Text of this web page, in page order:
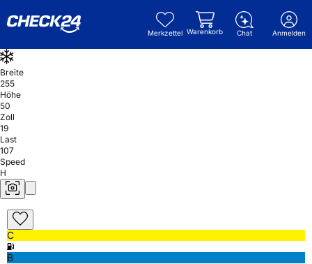
Merkzettel Warenkorb Chat Anmelden
Breite
255
Höhe
50
Zoll
19
Last
107
Speed
H
C
B